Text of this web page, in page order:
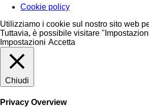
Cookie policy
Utilizziamo i cookie sul nostro sito web
Tuttavia, è possibile visitare
Impostazioni Accetta
Chiudi
Privacy Overview